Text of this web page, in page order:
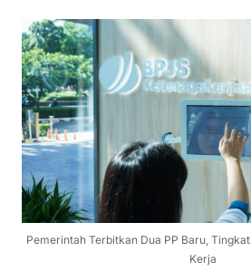
Pemerintah Terbitkan Dua PP Baru,
Kerja